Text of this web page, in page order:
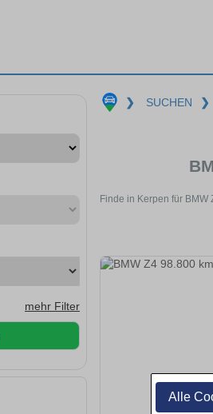
Alle
mehr Filter
❯ SUCHEN ❯
Finde in Kerpen für